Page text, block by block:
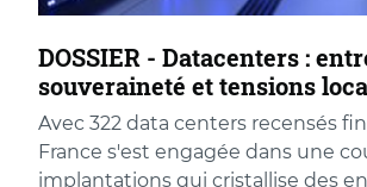
DOSSIER - Datacenters :
souveraineté et tensions
Avec 322 data centers recensés
France s'est engagée dans une
implantations qui cristallise des